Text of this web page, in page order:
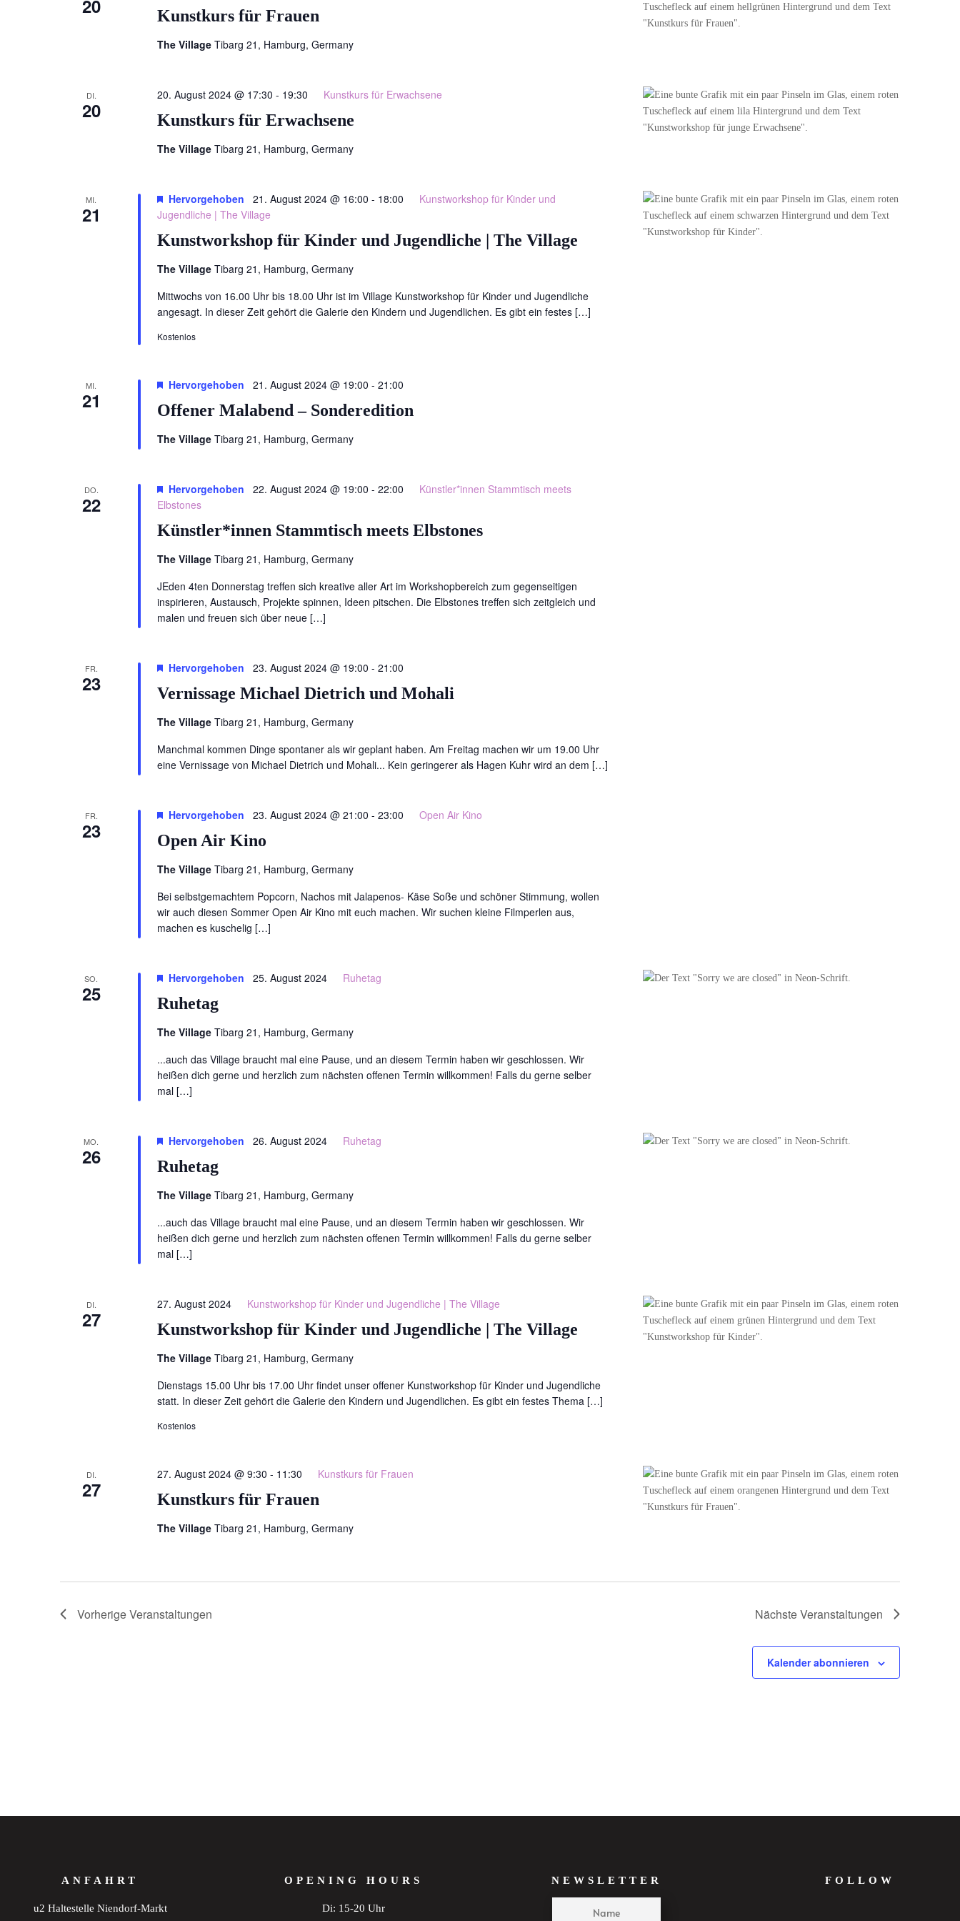
20 Kunstkurs für Frauen
The Village Tibarg 21, Hamburg, Germany
DI.
20 Kunstkurs für Erwachsene
20. August 2024 @ 17:30 - 19:30 Kunstkurs für Erwachsene
The Village Tibarg 21, Hamburg, Germany
MI.
21
Kunstworkshop für Kinder und Jugendliche | The Village
Hervorgehoben 21. August 2024 @ 16:00 - 18:00
Kunstworkshop für Kinder und
Jugendliche | The Village
The Village Tibarg 21, Hamburg, Germany
Mittwochs von 16.00 Uhr bis 18.00 Uhr ist im Village Kunstworkshop für Kinder und Jugendliche
angesagt. In dieser Zeit gehört die Galerie den Kindern und Jugendlichen. Es gibt ein festes […]
Kostenlos
MI.
21 Offener Malabend – Sonderedition
Hervorgehoben 21. August 2024 @ 19:00 - 21:00
The Village Tibarg 21, Hamburg, Germany
DO.
22
Künstler*innen Stammtisch meets Elbstones
Hervorgehoben 22. August 2024 @ 19:00 - 22:00
Künstler*innen Stammtisch meets
Elbstones
The Village Tibarg 21, Hamburg, Germany
JEden 4ten Donnerstag treffen sich kreative aller Art im Workshopbereich zum gegenseitigen
inspirieren, Austausch, Projekte spinnen, Ideen pitschen. Die Elbstones treffen sich zeitgleich und
malen und freuen sich über neue […]
FR.
23 Vernissage Michael Dietrich und Mohali
Hervorgehoben 23. August 2024 @ 19:00 - 21:00
The Village Tibarg 21, Hamburg, Germany
Manchmal kommen Dinge spontaner als wir geplant haben. Am Freitag machen wir um 19.00 Uhr
eine Vernissage von Michael Dietrich und Mohali... Kein geringerer als Hagen Kuhr wird an dem […]
FR.
23 Open Air Kino
Hervorgehoben 23. August 2024 @ 21:00 - 23:00 Open Air Kino
The Village Tibarg 21, Hamburg, Germany
Bei selbstgemachtem Popcorn, Nachos mit Jalapenos- Käse Soße und schöner Stimmung, wollen
wir auch diesen Sommer Open Air Kino mit euch machen. Wir suchen kleine Filmperlen aus,
machen es kuschelig […]
SO.
25 Ruhetag
Hervorgehoben 25. August 2024 Ruhetag
The Village Tibarg 21, Hamburg, Germany
...auch das Village braucht mal eine Pause, und an diesem Termin haben wir geschlossen. Wir
heißen dich gerne und herzlich zum nächsten offenen Termin willkommen! Falls du gerne selber
mal […]
MO.
26 Ruhetag
Hervorgehoben 26. August 2024 Ruhetag
The Village Tibarg 21, Hamburg, Germany
...auch das Village braucht mal eine Pause, und an diesem Termin haben wir geschlossen. Wir
heißen dich gerne und herzlich zum nächsten offenen Termin willkommen! Falls du gerne selber
mal […]
DI.
27 Kunstworkshop für Kinder und Jugendliche | The Village
27. August 2024 Kunstworkshop für Kinder und Jugendliche | The Village
The Village Tibarg 21, Hamburg, Germany
Dienstags 15.00 Uhr bis 17.00 Uhr findet unser offener Kunstworkshop für Kinder und Jugendliche
statt. In dieser Zeit gehört die Galerie den Kindern und Jugendlichen. Es gibt ein festes Thema […]
Kostenlos
DI.
27 Kunstkurs für Frauen
27. August 2024 @ 9:30 - 11:30 Kunstkurs für Frauen
The Village Tibarg 21, Hamburg, Germany
VorherigeVeranstaltungen NächsteVeranstaltungen
Kalender abonnieren
ANFAHRT
u2 Haltestelle Niendorf-Markt
OPENING HOURS
Di: 15-20 Uhr
NEWSLETTER FOLLOW